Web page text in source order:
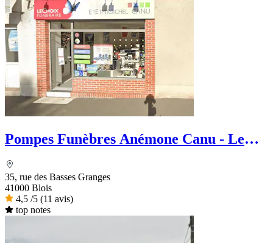
Pompes Funèbres Anémone Canu - Le
35, rue des Basses Granges
41000 Blois
4,5 /5 (11 avis)
top notes